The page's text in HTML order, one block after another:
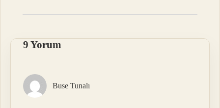
9 Yorum
Buse Tunalı